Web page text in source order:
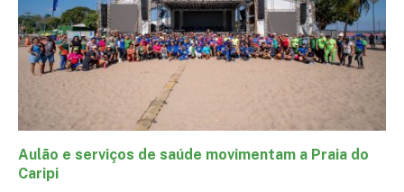
Aulão e serviços de saúde movimentam a Praia do
Caripi